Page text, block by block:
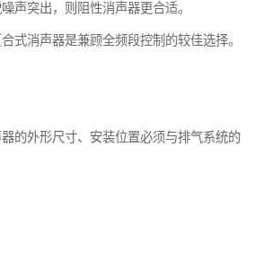
声突出，则阻性消声器更合适。
式消声器是兼顾全频段控制的较佳选择。
的外形尺寸、安装位置必须与排气系统的